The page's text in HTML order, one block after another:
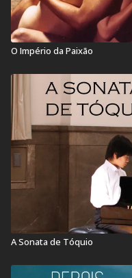
O Império da Paixão
A Sonata de Tóquio